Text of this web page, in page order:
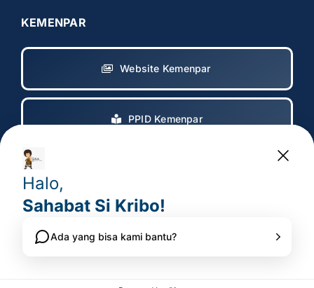
KEMENPAR
Website Kemenpar
PPID Kemenpar
Copyright 2017 – 2025 © All rights reserved. • Badan
Pelaksana Otorita Borobudur